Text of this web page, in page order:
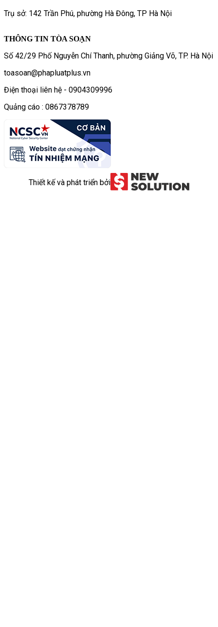
Trụ sở: 142 Trần Phú, phường Hà Đông, TP Hà Nội
THÔNG TIN TÒA SOẠN
Số 42/29 Phố Nguyễn Chí Thanh, phường Giảng Võ, TP. Hà Nội
toasoan@phapluatplus.vn
Điện thoại liên hệ - 0904309996
Quảng cáo : 0867378789
Thiết kế và phát triển bởi